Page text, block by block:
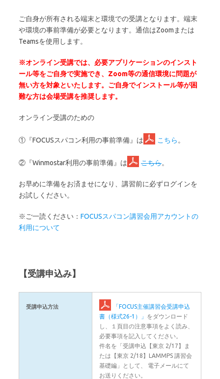
ご自身が所有される端末と環境での受講となります。端末
や環境の事前準備が必要となります。通信はZoomまたは
Teamsを使用します。
※オンライン受講では、必要アプリケーションのインスト
ール等をご自身で実施でき、Zoom等の通信環境に問題が
無い方を対象といたします。 ご自身でインストール等が困
難な方は会場受講を推奨します。
オンライン受講のための
①『FOCUSスパコン利用の事前準備』は こちら 。
②『Winmostar利用の事前準備』は こちら。
お早めに準備をお済ませになり、講習前に必ずログインを
お試しください。
※ご一読ください： FOCUSスパコン講習会用アカウントの
利用について
【受講申込み】
受講申込方法
「FOCUS主催講習会受講申込
書（様式26-1）」 をダウンロード
し、１頁目の注意事項をよく読み、
必要事項を記入してください。
件名を「受講申込【東京 2/17】ま
たは【東京 2/18】LAMMPS 講習会
基礎編」として、 電子メールにて
お送りください。